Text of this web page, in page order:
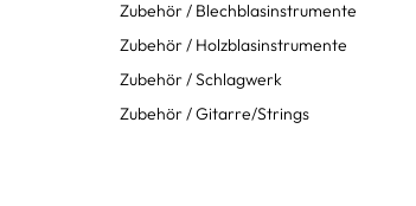
Zubehör / Blechblasinstrumente
Zubehör / Holzblasinstrumente
Zubehör / Schlagwerk
Zubehör / Gitarre/Strings